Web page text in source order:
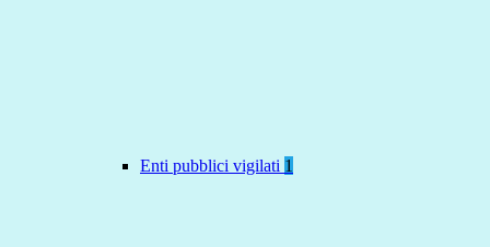
Enti pubblici vigilati 1